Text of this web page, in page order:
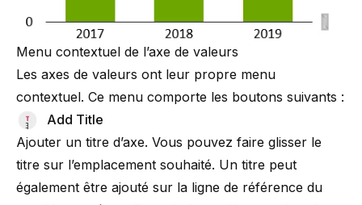
Menu contextuel de l’axe de valeurs
Les axes de valeurs ont leur propre menu
contextuel. Ce menu comporte les boutons suivants :
Add Title
Ajouter un titre d’axe. Vous pouvez faire glisser le
titre sur l’emplacement souhaité. Un titre peut
également être ajouté sur la ligne de référence du